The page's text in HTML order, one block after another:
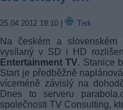
25.04.2012 18:10 Tisk
Na českém a
vysílaný v SD i HD
Entertainment TV. Stanice
Start je předběžně
víceméně závislý na
Dnes to serveru
společnosti TV Consulting,